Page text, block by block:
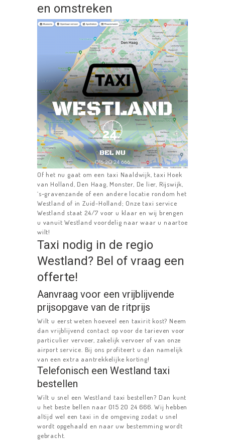
TAXIDIENSTEN
TAXI DELFT
LUCHTHAVENS
TAXIBUS
RESERVEREN
CONTACT
en omstreken
Of het nu gaat om een taxi Naaldwijk, taxi Hoek
van Holland, Den Haag, Monster, De lier, Rijswijk,
‘s-gravenzande of een andere locatie rondom het
Westland of in Zuid-Holland; Onze taxi service
Westland staat 24/7 voor u klaar en wij brengen
u vanuit Westland voordelig naar waar u naartoe
wilt!
Taxi nodig in de regio
Westland? Bel of vraag een
offerte!
Aanvraag voor een vrijblijvende
prijsopgave van de ritprijs
Wilt u eerst weten hoeveel een taxirit kost? Neem
dan vrijblijvend contact op voor de tarieven voor
particulier vervoer, zakelijk vervoer of van onze
airport service. Bij ons profiteert u dan namelijk
van een extra aantrekkelijke korting!
Telefonisch een Westland taxi
bestellen
Wilt u snel een Westland taxi bestellen? Dan kunt
u het beste bellen naar 015 20 24 666. Wij hebben
altijd wel een taxi in de omgeving zodat u snel
wordt opgehaald en naar uw bestemming wordt
gebracht.